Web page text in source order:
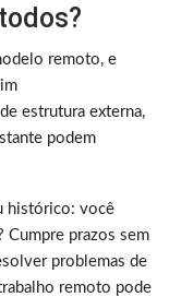
remoto, e
estrutura externa,
podem
histórico: você
Cumpre prazos sem
problemas de
remoto pode